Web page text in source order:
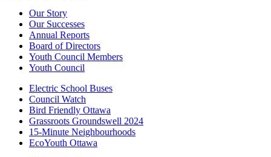
Our Story
Our Successes
Annual Reports
Board of Directors
Youth Council Members
Youth Council
Electric School Buses
Council Watch
Bird Friendly Ottawa
Grassroots Groundswell 2024
15-Minute Neighbourhoods
EcoYouth Ottawa